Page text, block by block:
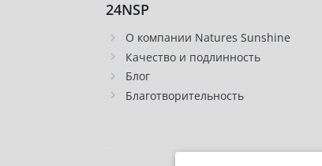
24NSP
О компании Natures Sunshine
Качество и подлинность
Блог
Благотворительность